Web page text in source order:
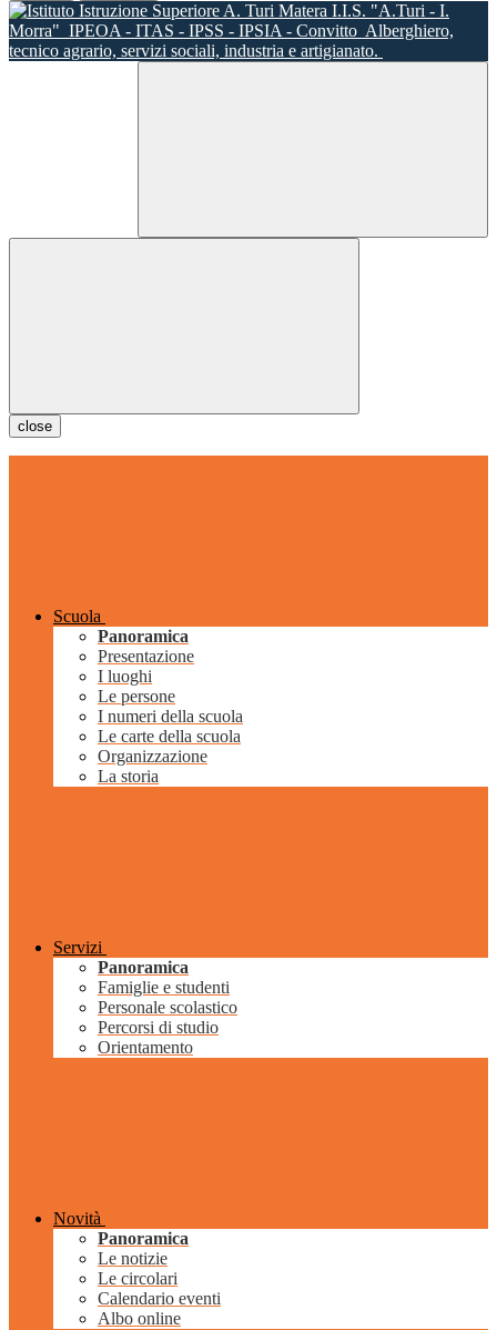
I.I.S. "A.Turi - I.
Morra" IPEOA - ITAS - IPSS - IPSIA - Convitto Alberghiero,
tecnico agrario, servizi sociali, industria e artigianato.
close
Scuola
Panoramica
Presentazione
I luoghi
Le persone
I numeri della scuola
Le carte della scuola
Organizzazione
La storia
Servizi
Panoramica
Famiglie e studenti
Personale scolastico
Percorsi di studio
Orientamento
Novità
Panoramica
Le notizie
Le circolari
Calendario eventi
Albo online